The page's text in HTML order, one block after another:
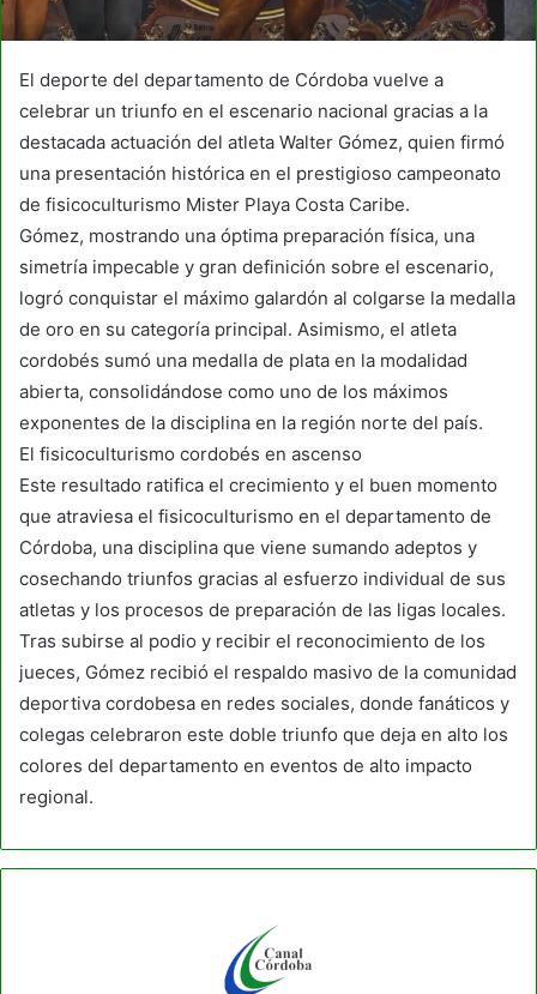
El deporte del departamento de Córdoba vuelve a
celebrar un triunfo en el escenario nacional gracias a la
destacada actuación del atleta Walter Gómez, quien firmó
una presentación histórica en el prestigioso campeonato
de fisicoculturismo Mister Playa Costa Caribe.
Gómez, mostrando una óptima preparación física, una
simetría impecable y gran definición sobre el escenario,
logró conquistar el máximo galardón al colgarse la medalla
de oro en su categoría principal. Asimismo, el atleta
cordobés sumó una medalla de plata en la modalidad
abierta, consolidándose como uno de los máximos
exponentes de la disciplina en la región norte del país.
El fisicoculturismo cordobés en ascenso
Este resultado ratifica el crecimiento y el buen momento
que atraviesa el fisicoculturismo en el departamento de
Córdoba, una disciplina que viene sumando adeptos y
cosechando triunfos gracias al esfuerzo individual de sus
atletas y los procesos de preparación de las ligas locales.
Tras subirse al podio y recibir el reconocimiento de los
jueces, Gómez recibió el respaldo masivo de la comunidad
deportiva cordobesa en redes sociales, donde fanáticos y
colegas celebraron este doble triunfo que deja en alto los
colores del departamento en eventos de alto impacto
regional.